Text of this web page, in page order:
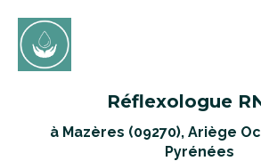
Réflexologue
à Mazères (09270), Ariège
Pyrénées